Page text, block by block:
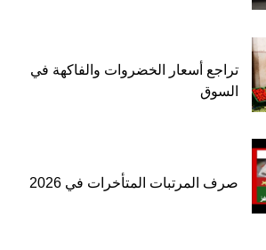
تراجع أسعار الخضروات والفاكهة في
السوق
صرف المرتبات المتأخرات في 2026